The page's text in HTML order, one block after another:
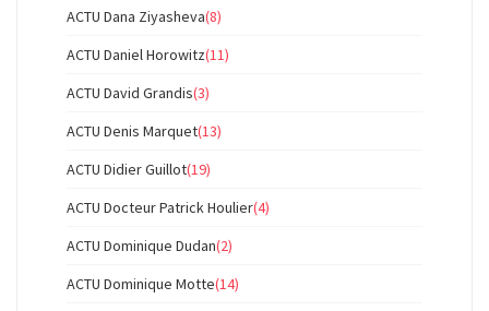
ACTU Dana Ziyasheva(8)
ACTU Daniel Horowitz(11)
ACTU David Grandis(3)
ACTU Denis Marquet(13)
ACTU Didier Guillot(19)
ACTU Docteur Patrick Houlier(4)
ACTU Dominique Dudan(2)
ACTU Dominique Motte(14)